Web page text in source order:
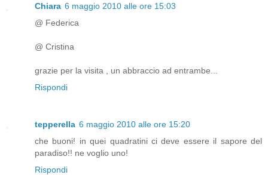
Chiara 6 maggio 2010 alle ore 15:03
@ Federica
@ Cristina
grazie per la visita , un abbraccio ad entrambe...
Rispondi
tepperella 6 maggio 2010 alle ore 15:20
che buoni! in quei quadratini ci deve essere il sapore del
paradiso!! ne voglio uno!
Rispondi